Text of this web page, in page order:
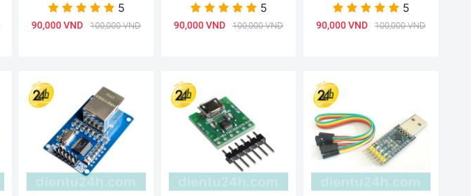
5
90,000 VND 100,000 VND
5
90,000 VND 100,000 VND
5
90,000 VND 100,000 VND